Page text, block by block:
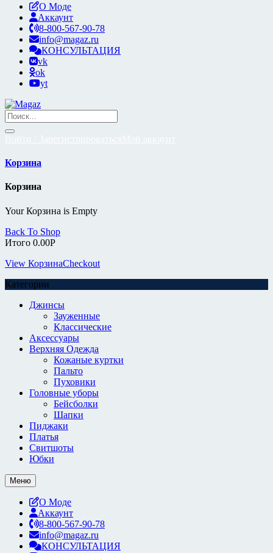
О Моде
Аккаунт
8-800-567-90-78
info@magaz.ru
КОНСУЛЬТАЦИЯ
vk
ok
yt
Корзина
Корзина
Your Корзина is Empty
Back To Shop
Итого 0.00Р
View КорзинаCheckout
Категории
Джинсы
Зауженные
Классические
Аксессуары
Верхняя Одежда
Кожаные куртки
Пальто
Пуховики
Головные уборы
Бейсболки
Шапки
Пиджаки
Платья
Свитшоты
Юбки
Меню
О Моде
Аккаунт
8-800-567-90-78
info@magaz.ru
КОНСУЛЬТАЦИЯ